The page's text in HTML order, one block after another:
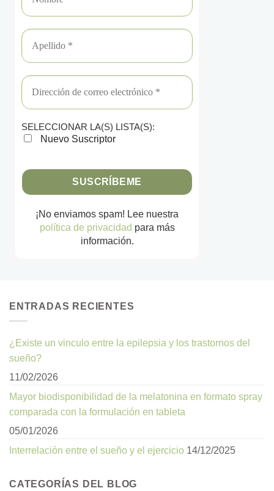
SELECCIONAR LA(S) LISTA(S):
Nuevo Suscriptor
¡No enviamos spam! Lee nuestra
política de privacidad para más
información.
ENTRADAS RECIENTES
¿Existe un vinculo entre la epilepsia y los trastornos del
sueño?
11/02/2026
Mayor biodisponibilidad de la melatonina en formato spray
comparada con la formulación en tableta
05/01/2026
Interrelación entre el sueño y el ejercicio 14/12/2025
CATEGORÍAS DEL BLOG